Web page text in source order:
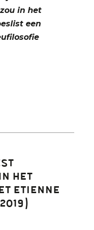
in het
een
het
Etienne